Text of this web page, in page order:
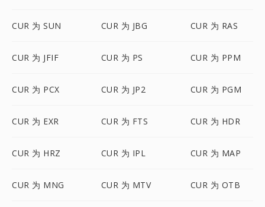
CUR 为 SUN CUR 为 JBG CUR 为 RAS
CUR 为 JFIF CUR 为 PS CUR 为 PPM
CUR 为 PCX CUR 为 JP2 CUR 为 PGM
CUR 为 EXR CUR 为 FTS CUR 为 HDR
CUR 为 HRZ CUR 为 IPL CUR 为 MAP
CUR 为 MNG CUR 为 MTV CUR 为 OTB